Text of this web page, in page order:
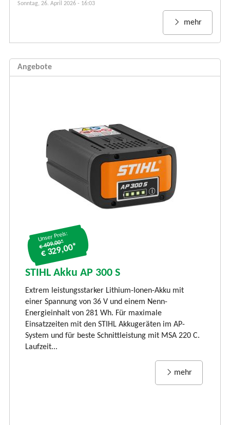
Sonntag, 26. April 2026 - 16:03
mehr
Angebote
Unser Preis:
€ 409.00*
€ 329,00*
STIHL Akku AP 300 S
Extrem leistungsstarker Lithium-Ionen-Akku mit
einer Spannung von 36 V und einem Nenn-
Energieinhalt von 281 Wh. Für maximale
Einsatzzeiten mit den STIHL Akkugeräten im AP-
System und für beste Schnittleistung mit MSA 220 C.
Laufzeit...
mehr